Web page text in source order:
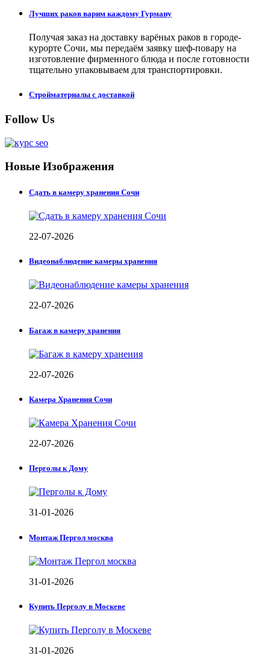
Лучших раков варим каждому Гурману
Получая заказ на доставку варёных раков в городе-
курорте Сочи, мы передаём заявку шеф-повару на
изготовление фирменного блюда и после готовности
тщательно упаковываем для транспортировки.
Стройматериалы с доставкой
Follow Us
Новые Изображения
Сдать в камеру хранения Сочи
22-07-2026
Видеонаблюдение камеры хранения
22-07-2026
Багаж в камеру хранения
22-07-2026
Камера Хранения Сочи
22-07-2026
Перголы к Дому
31-01-2026
Монтаж Пергол москва
31-01-2026
Купить Перголу в Москеве
31-01-2026